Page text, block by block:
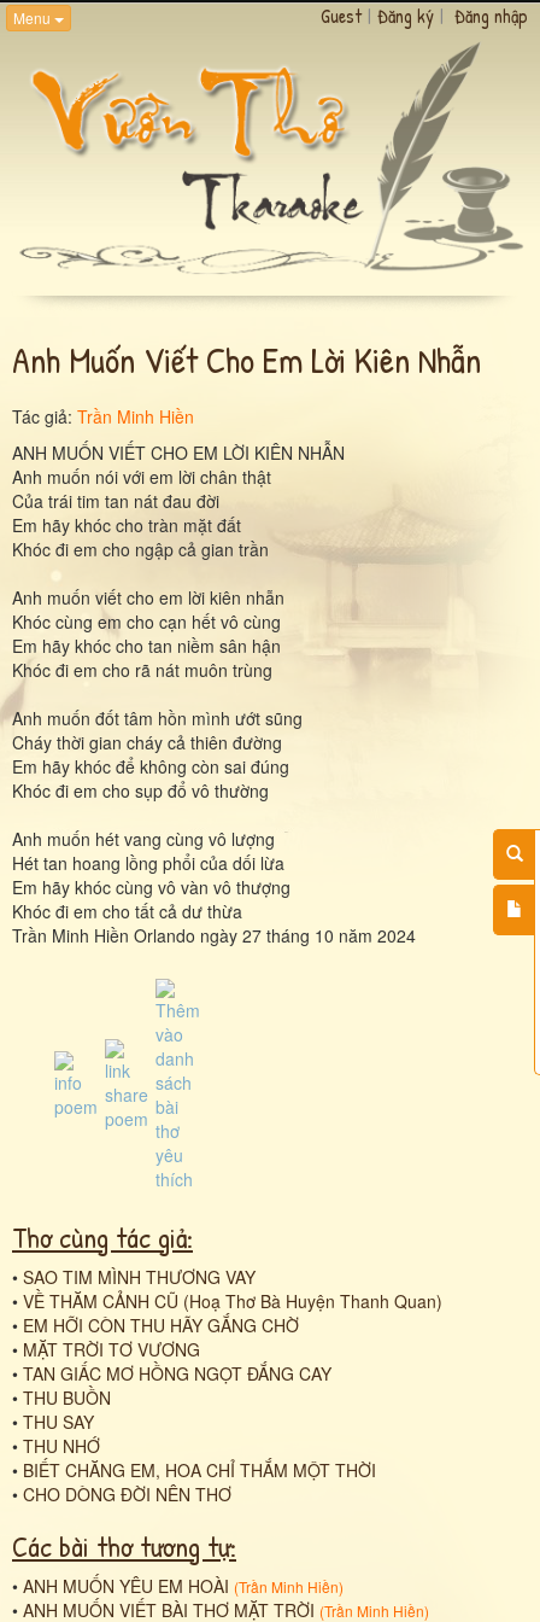
Menu Guest | Đăng ký | Đăng nhập
Anh Muốn Viết Cho Em Lời Kiên Nhẫn
Tác giả: Trần Minh Hiền
ANH MUỐN VIẾT CHO EM LỜI KIÊN NHẪN
Anh muốn nói với em lời chân thật
Của trái tim tan nát đau đời
Em hãy khóc cho tràn mặt đất
Khóc đi em cho ngập cả gian trần
Anh muốn viết cho em lời kiên nhẫn
Khóc cùng em cho cạn hết vô cùng
Em hãy khóc cho tan niềm sân hận
Khóc đi em cho rã nát muôn trùng
Anh muốn đốt tâm hồn mình ướt sũng
Cháy thời gian cháy cả thiên đường
Em hãy khóc để không còn sai đúng
Khóc đi em cho sụp đổ vô thường
Anh muốn hét vang cùng vô lượng
Hét tan hoang lồng phổi của dối lừa
Em hãy khóc cùng vô vàn vô thượng
Khóc đi em cho tất cả dư thừa
Trần Minh Hiền Orlando ngày 27 tháng 10 năm 2024
Thơ cùng tác giả:
• SAO TIM MÌNH THƯƠNG VAY
• VỀ THĂM CẢNH CŨ (Hoạ Thơ Bà Huyện Thanh Quan)
• EM HỠI CÒN THU HÃY GẮNG CHỜ
• MẶT TRỜI TƠ VƯƠNG
• TAN GIẤC MƠ HỒNG NGỌT ĐẮNG CAY
• THU BUỒN
• THU SAY
• THU NHỚ
• BIẾT CHĂNG EM, HOA CHỈ THẮM MỘT THỜI
• CHO DÒNG ĐỜI NÊN THƠ
Các bài thơ tương tự:
• ANH MUỐN YÊU EM HOÀI (Trần Minh Hiền)
• ANH MUỐN VIẾT BÀI THƠ MẶT TRỜI (Trần Minh Hiền)